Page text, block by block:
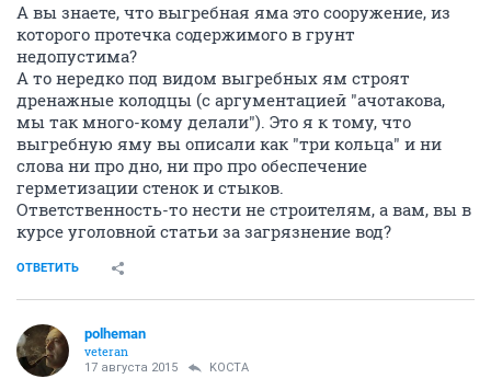
А вы знаете, что выгребная яма это сооружение, из
которого протечка содержимого в грунт
недопустима?
А то нередко под видом выгребных ям строят
дренажные колодцы (с аргументацией "ачотакова,
мы так много-кому делали"). Это я к тому, что
выгребную яму вы описали как "три кольца" и ни
слова ни про дно, ни про про обеспечение
герметизации стенок и стыков.
Ответственность-то нести не строителям, а вам, вы в
курсе уголовной статьи за загрязнение вод?
ОТВЕТИТЬ
polheman
veteran
17 августа 2015 KOCTA